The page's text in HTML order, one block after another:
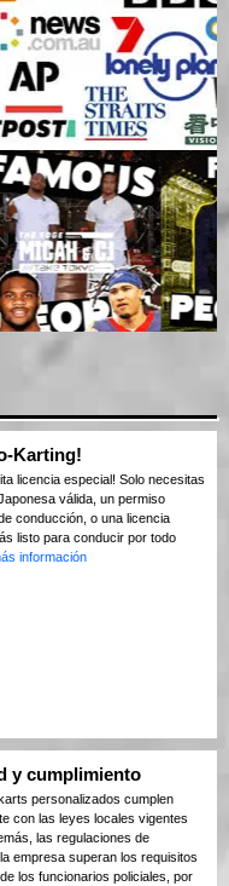
Karting!
licencia especial! Solo necesitas
válida, un permiso
conducción, o una licencia
listo para conducir por todo
información
y cumplimiento
personalizados cumplen
con las leyes locales vigentes
las regulaciones de
empresa superan los requisitos
los funcionarios policiales, por